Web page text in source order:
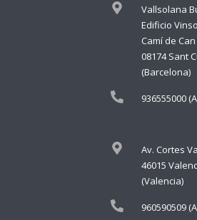
Vallsolana
Edificio
Camí de
08174 Sant
(Barcelona)
936555000
Av. Cortes
46015
(Valencia)
960590509